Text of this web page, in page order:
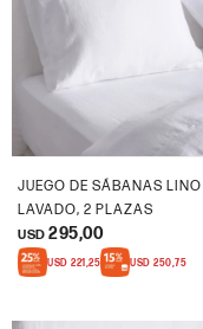
JUEGO DE SÁBANAS LINO
LAVADO, 2 PLAZAS
USD 295,00
USD 221,25 USD 250,75